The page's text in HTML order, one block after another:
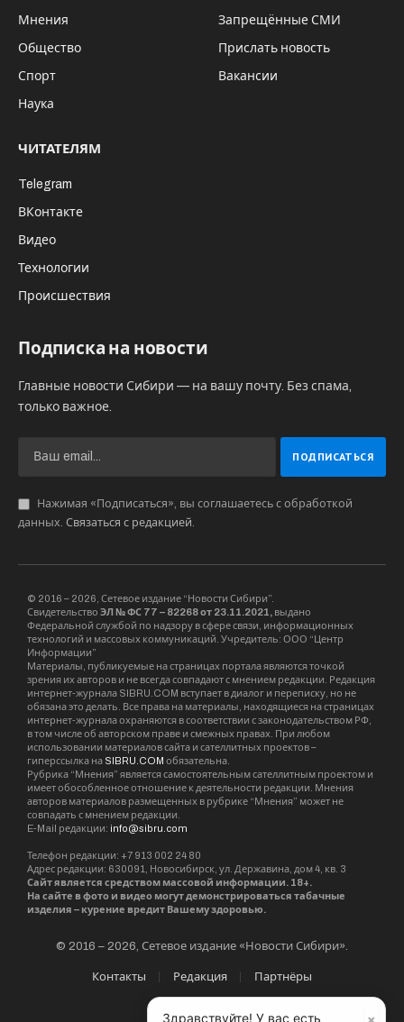
Мнения
Общество
Спорт
Наука
Запрещённые СМИ
Прислать новость
Вакансии
ЧИТАТЕЛЯМ
Telegram
ВКонтакте
Видео
Технологии
Происшествия
Подписка на новости
Главные новости Сибири — на вашу почту. Без спама,
только важное.
Нажимая «Подписаться», вы соглашаетесь с обработкой
данных. Связаться с редакцией.
© 2016 – 2026, Сетевое издание “Новости Сибири”.
Свидетельство ЭЛ № ФС 77 – 82268 от 23.11.2021, выдано
Федеральной службой по надзору в сфере связи, информационных
технологий и массовых коммуникаций. Учредитель: ООО “Центр
Информации”
Материалы, публикуемые на страницах портала являются точкой
зрения их авторов и не всегда совпадают с мнением редакции. Редакция
интернет-журнала SIBRU.COM вступает в диалог и переписку, но не
обязана это делать. Все права на материалы, находящиеся на страницах
интернет-журнала охраняются в соответствии с законодательством РФ,
в том числе об авторском праве и смежных правах. При любом
использовании материалов сайта и сателлитных проектов –
гиперссылка на SIBRU.COM обязательна.
Рубрика “Мнения” является самостоятельным сателлитным проектом и
имеет обособленное отношение к деятельности редакции. Мнения
авторов материалов размещенных в рубрике “Мнения” может не
совпадать с мнением редакции.
E-Mail редакции: info@sibru.com
Телефон редакции: +7 913 002 24 80
Адрес редакции: 630091, Новосибирск, ул. Державина, дом 4, кв. 3
Сайт является средством массовой информации. 18+.
На сайте в фото и видео могут демонстрироваться табачные
изделия – курение вредит Вашему здоровью.
© 2016 – 2026, Сетевое издание «Новости Сибири».
Контакты Редакция Партнёры
Здравствуйте! У вас есть